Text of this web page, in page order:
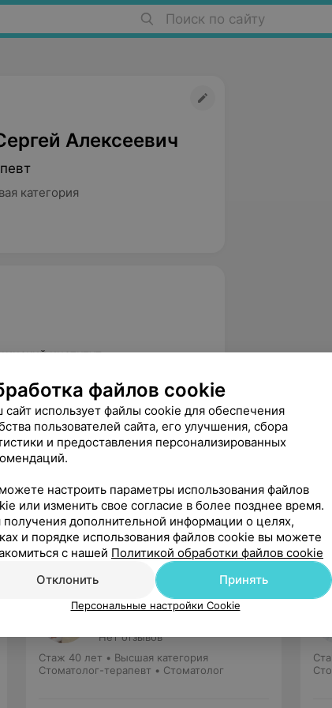
Поиск по сайту
Алексеевич
категория
институт
(80);
(80);
(80).
Сидоренко
Нет отзывов
Стаж 40 лет • Высшая категория
Стоматолог-терапевт • Стоматолог
файлов cookie
сайт использует файлы cookie для обеспечения
пользователей сайта, его улучшения, сбора
и предоставления персонализированных
настроить параметры использования файлов
или изменить свое согласие в более позднее время.
получения дополнительной информации о целях,
и порядке использования файлов cookie вы можете
с нашей Политикой обработки файлов cookie
Отклонить
Принять
Персональные настройки Cookie